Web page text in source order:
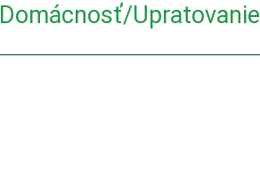
Domácnosť/Upratovanie